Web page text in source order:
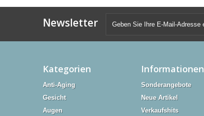
Newsletter
Kategorien
Anti-Aging
Gesicht
Augen
Informationen
Sonderangebote
Neue Artikel
Verkaufshits